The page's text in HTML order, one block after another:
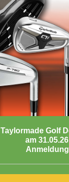
Taylormade Golf
am